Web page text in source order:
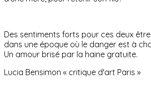
Des sentiments forts pour ces deux
dans une époque où le danger est à
Un amour brisé par la haine gratuite.
Lucia Bensimon « critique d'art Paris »